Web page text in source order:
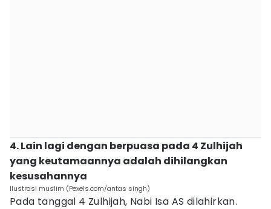
4. Lain lagi dengan berpuasa pada 4 Zulhijah
yang keutamaannya adalah dihilangkan
kesusahannya
Ilustrasi muslim (Pexels.com/antas singh)
Pada tanggal 4 Zulhijah, Nabi Isa AS dilahirkan.